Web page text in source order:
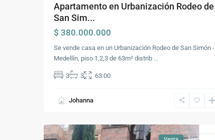
Apartamento en Urbanización Rodeo de
San Sim...
$ 380.000.000
Se vende casa en un Urbanización Rodeo de San Simón -
Medellín, piso 1,2,3 de 63m² distrib ...
3 3 63.00
Johanna
Comuna
16
Belén,